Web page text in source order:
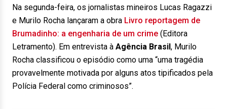
Na segunda-feira, os jornalistas mineiros Lucas Ragazzi
e Murilo Rocha lançaram a obra Livro reportagem de
Brumadinho: a engenharia de um crime (Editora
Letramento). Em entrevista à Agência Brasil, Murilo
Rocha classificou o episódio como uma “uma tragédia
provavelmente motivada por alguns atos tipificados pela
Polícia Federal como criminosos”.